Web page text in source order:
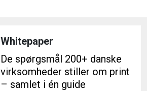
Whitepaper
De spørgsmål 200+ danske
virksomheder stiller om print
– samlet i én guide